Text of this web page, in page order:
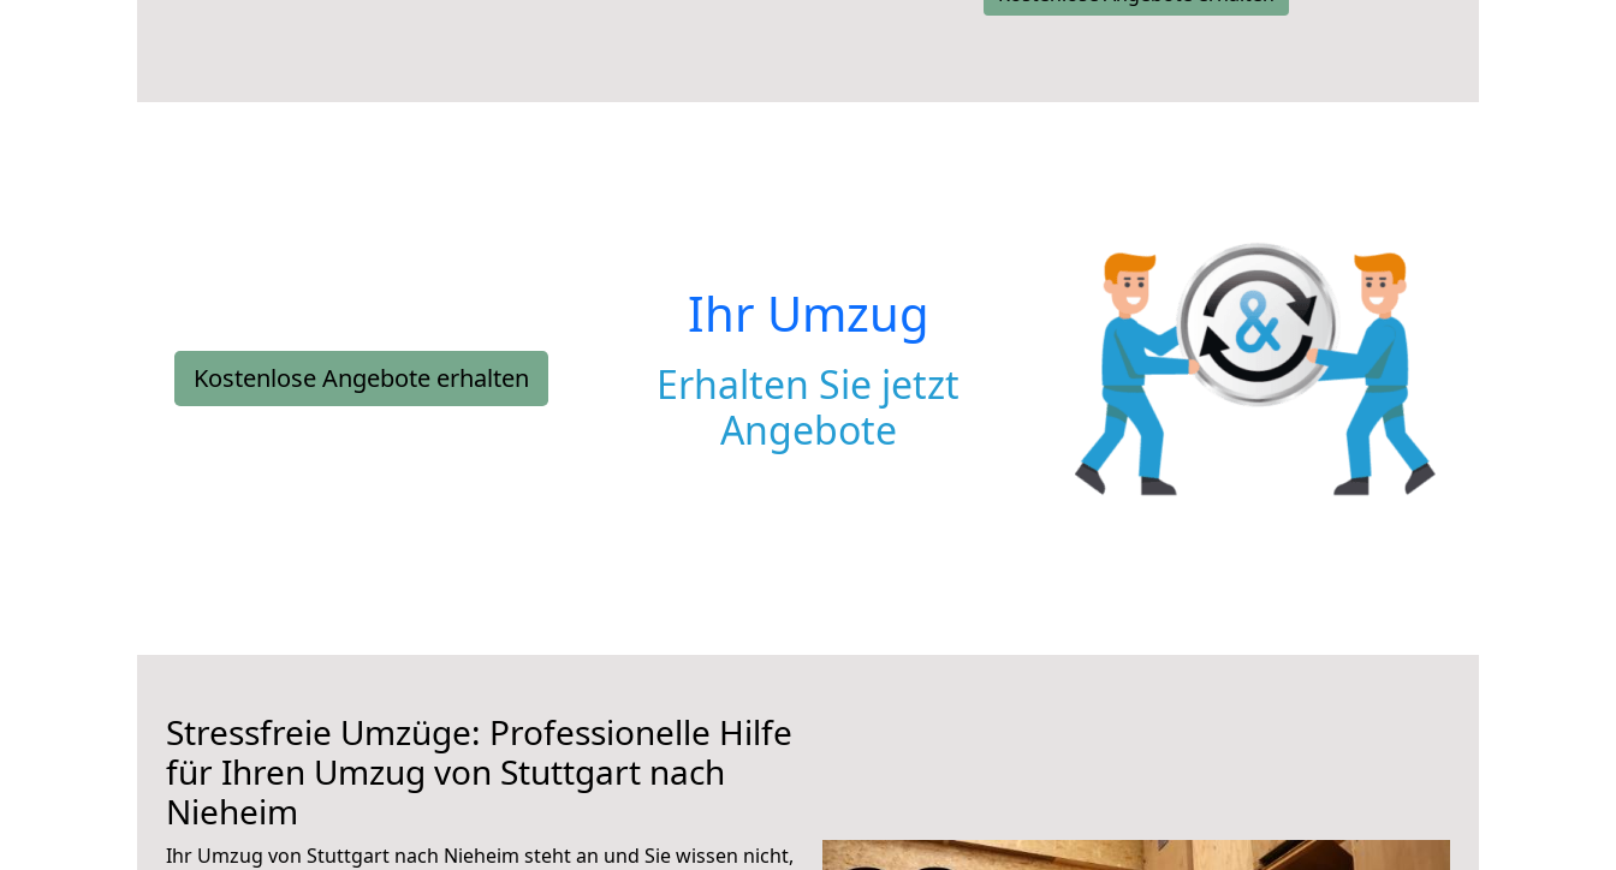
Kostenlose Angebote erhalten
Ihr Umzug
Erhalten Sie jetzt
Angebote
Stressfreie Umzüge: Professionelle Hilfe
für Ihren Umzug von Stuttgart nach
Nieheim
Ihr Umzug von Stuttgart nach Nieheim steht an und Sie wissen nicht,